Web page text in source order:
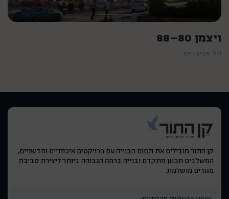
ויצמן 80–88
תל־אביב–יפו
קן התור מובילים את תחום הבנייה עם פרויקטים איכותיים וחדשניים,
המשלבים תכנון מתקדם ובנייה ברמה הגבוהה ביותר ליצירת סביבת
מגורים מושלמת.